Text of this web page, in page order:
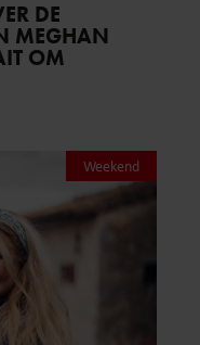
DE
MEGHAN
OM
Weekend